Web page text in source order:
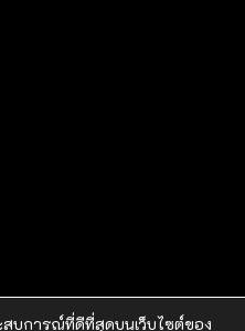
สบการณ์ที่ดีที่สุดบนเว็บไซต์ของ